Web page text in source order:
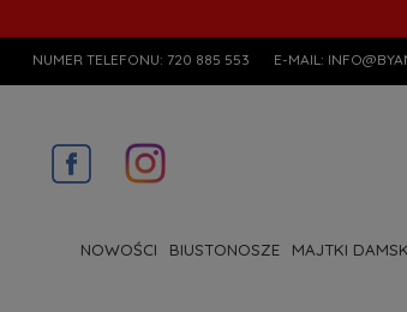
NUMER TELEFONU: 720 885 553 E-MAIL:
NOWOŚCI BIUSTONOSZE MAJTKI